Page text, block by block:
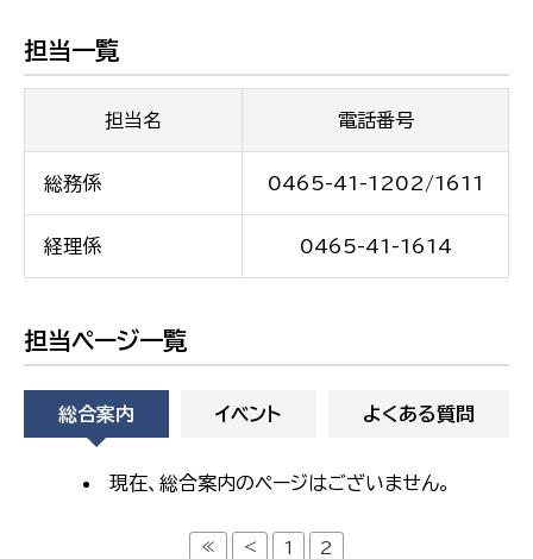
担当一覧
担当名 電話番号
総務係 0465-41-1202/1611
経理係 0465-41-1614
担当ページ一覧
総合案内 イベント よくある質問
現在、総合案内のページはございません。
≪ < 1 2